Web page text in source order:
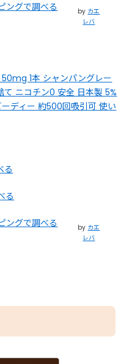
ングで調べる by カエ
レバ
50mg 1本 シャンパングレー
ニコチン0 安全 日本製 5%
ディー 約500回吸引可 使い
る
る
ングで調べる by カエ
レバ